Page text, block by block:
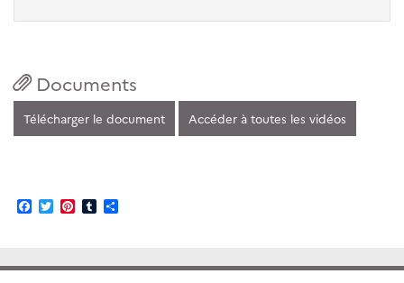
Documents
Télécharger le document Accéder à toutes les vidéos
Facebook
TwitterPinterest
Tumblr